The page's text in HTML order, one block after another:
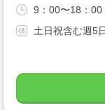
9：00〜18：00
土日祝含む週5